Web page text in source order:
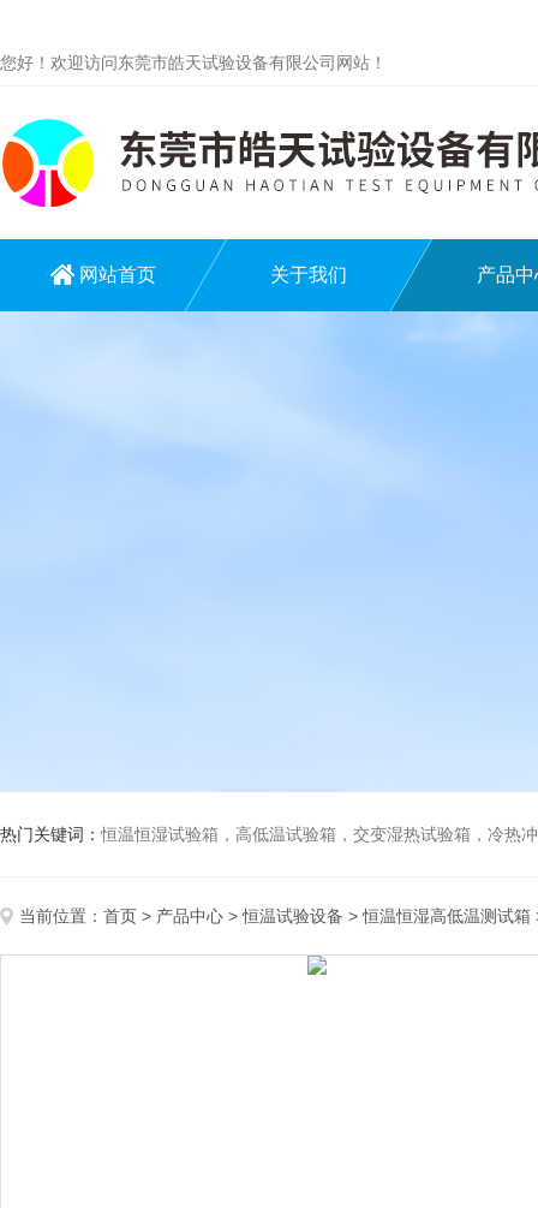
您好！欢迎访问东莞市皓天试验设备有限公司网站！
网站首页 关于我们 产品中
热门关键词：恒温恒湿试验箱，高低温试验箱，交变湿热试验箱，冷热冲击试验
当前位置： 首页 > 产品中心 >恒温试验设备 >恒温恒湿高低温测试箱